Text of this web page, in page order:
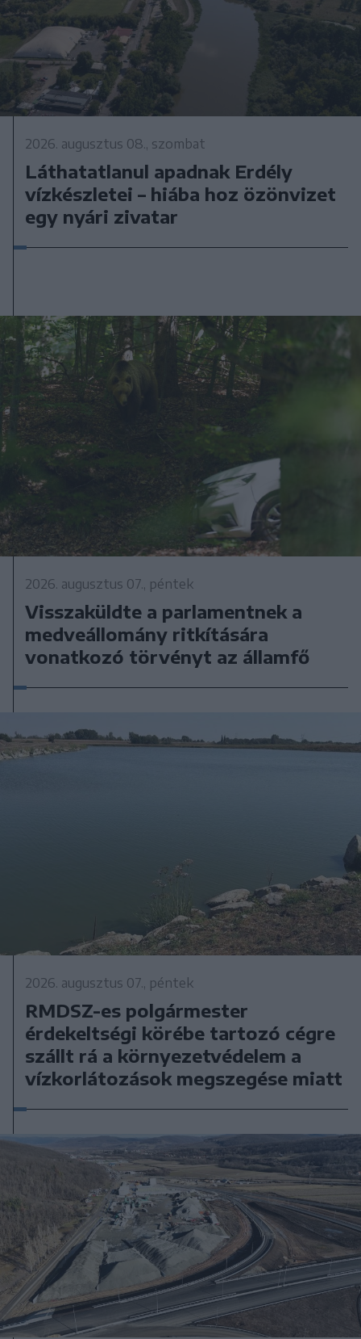
2026. augusztus 08., szombat
Láthatatlanul apadnak Erdély
vízkészletei – hiába hoz özönvizet
egy nyári zivatar
2026. augusztus 07., péntek
Visszaküldte a parlamentnek a
medveállomány ritkítására
vonatkozó törvényt az államfő
2026. augusztus 07., péntek
RMDSZ-es polgármester
érdekeltségi körébe tartozó cégre
szállt rá a környezetvédelem a
vízkorlátozások megszegése miatt